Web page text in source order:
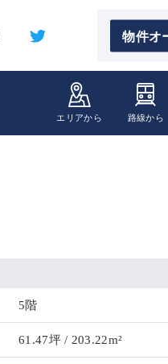
物件オ
エリアから 路線から
5階
61.47坪 / 203.22m²